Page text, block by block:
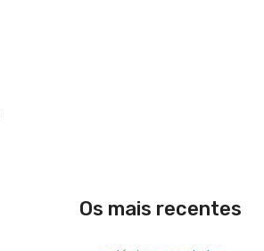
Os mais recentes